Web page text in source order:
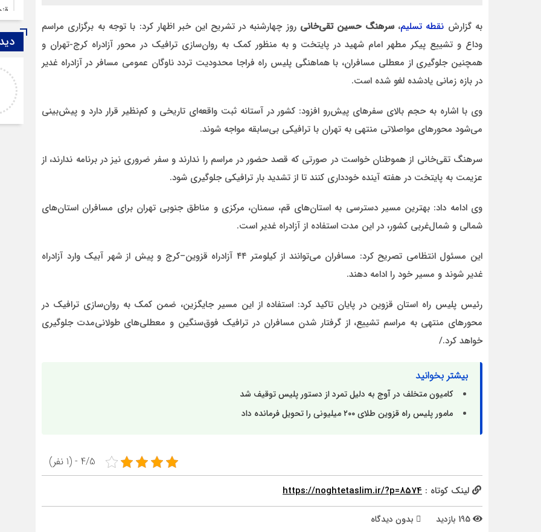
به گزارش نقطه تسلیم،سرهنگ حسین تقی‌خانی روز چهارشنبه در تشریح این خبر اظهار کرد: با توجه به برگزاری مراسم
وداع و تشییع پیکر مطهر امام شهید در پایتخت و به منظور کمک به روان‌سازی ترافیک در محورآزادراه کرج-تهران و
همچنین جلوگیری از معطلی مسافران، با هماهنگی پلیس راه فراجا محدودیت تردد ناوگان عمومی مسافر در آزادراه غدیر
در بازه زمانی یادشده لغو شده است.
وی با اشاره به حجم بالای سفرهای پیش‌رو افزود: کشور در آستانه ثبت واقعه‌ای تاریخی و کم‌نظیر قرار دارد و پیش‌بینی
می‌شود محورهای مواصلاتی منتهی به تهران با ترافیکی بی‌سابقه مواجه شوند.
سرهنگ تقی‌خانی از هموطنان خواست در صورتی که قصد حضور در مراسم را ندارند و سفر ضروری نیز در برنامه ندارند، از
عزیمت به پایتخت در هفته آینده خودداری کنند تا از تشدید بار ترافیکی جلوگیری شود.
وی ادامه داد: بهترین مسیر دسترسی به استان‌های قم، سمنان، مرکزی و مناطق جنوبی تهران برای مسافران استان‌های
شمالی و شمال‌غربی کشور، در این مدت استفاده از آزادراه غدیر است.
این مسئول انتظامی تصریح کرد: مسافران می‌توانند از کیلومتر ۴۴ آزادراه قزوین–کرج و پیش از شهر آبیک وارد آزادراه
غدیر شوند و مسیر خود را ادامه دهند.
رئیس پلیس راه استان قزوین در پایان تاکید کرد: استفاده از این مسیر جایگزین، ضمن کمک به روان‌سازی ترافیک در
محورهای منتهی به مراسم تشییع، از گرفتار شدن مسافران در ترافیک فوق‌سنگین و معطلی‌های طولانی‌مدت جلوگیری
خواهد کرد./
بیشتر بخوانید
کامیون متخلف در آوج به‌ دلیل تمرد از دستور پلیس توقیف شد
مامور پلیس راه قزوین طلای ۲۰۰ میلیونی را تحویل فرمانده داد
4/5 - (1 نفر)
لینک کوتاه : https://noghtetaslim.ir/?p=8574
بدون دیدگاه
قزوین ۱۴۰۴،
احمد
روحشان شاد. دقیقا مشکل کشور ما این اس که به
وقتی هر فردی با هر تحصیلات